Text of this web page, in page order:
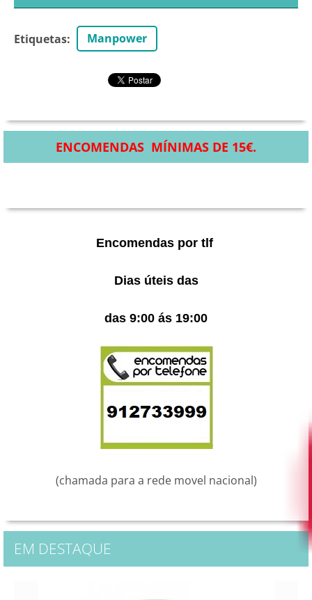
Etiquetas: Manpower
ENCOMENDAS MÍNIMAS DE 15€.
Encomendas por tlf
Dias úteis das
das 9:00 ás 19:00
(chamada para a rede movel nacional)
EM DESTAQUE